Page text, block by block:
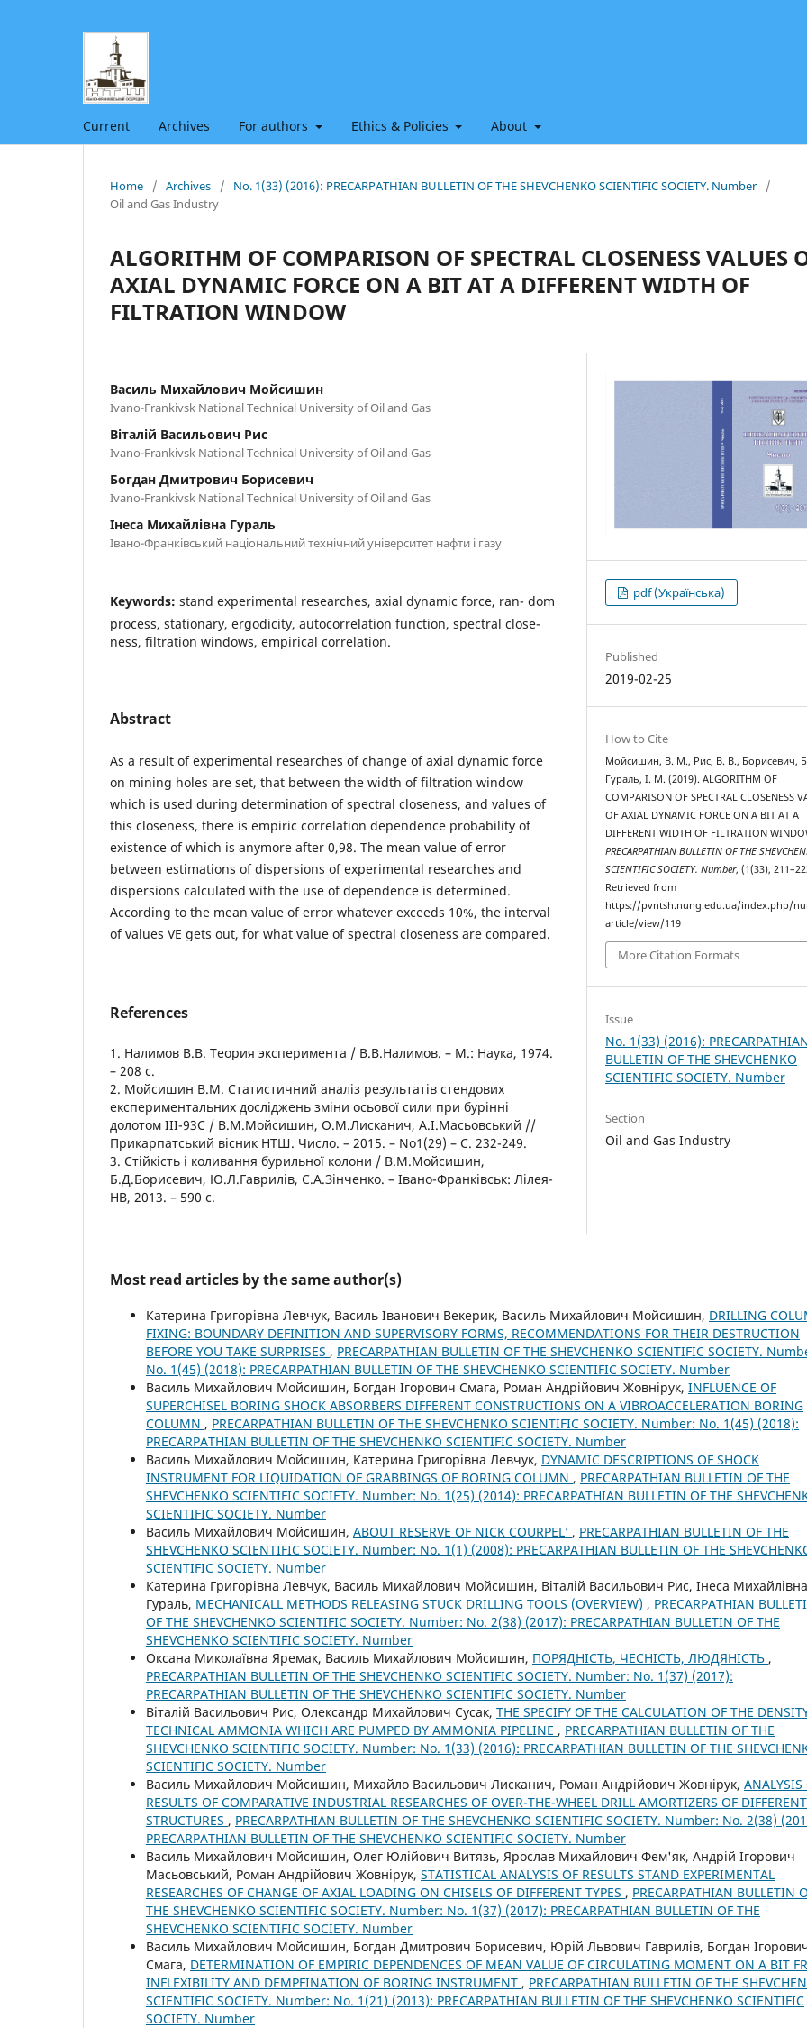
Current Archives For authors Ethics & Policies About
Home / Archives / No. 1(33) (2016): PRECARPATHIAN BULLETIN OF THE SHEVCHENKO SCIENTIFIC SOCIETY. Number
/
Oil and Gas Industry
ALGORITHM OF COMPARISON OF SPECTRAL CLOSENESS VALUES
AXIAL DYNAMIC FORCE ON A BIT AT A DIFFERENT WIDTH OF
FILTRATION WINDOW
Василь Михайлович Мойсишин
Ivano-Frankivsk National Technical University of Oil and Gas
Віталій Васильович Рис
Ivano-Frankivsk National Technical University of Oil and Gas
Богдан Дмитрович Борисевич
Ivano-Frankivsk National Technical University of Oil and Gas
Інеса Михайлівна Гураль
Івано-Франківський національний технічний університет нафти і газу
Keywords: stand experimental researches, axial dynamic force, ran- dom
process, stationary, ergodicity, autocorrelation function, spectral close-
ness, filtration windows, empirical correlation.
Abstract
As a result of experimental researches of change of axial dynamic force
on mining holes are set, that between the width of filtration window
which is used during determination of spectral closeness, and values of
this closeness, there is empiric correlation dependence probability of
existence of which is anymore after 0,98. The mean value of error
between estimations of dispersions of experimental researches and
dispersions calculated with the use of dependence is determined.
According to the mean value of error whatever exceeds 10%, the interval
of values VE gets out, for what value of spectral closeness are compared.
References
1. Налимов В.В. Теория эксперимента / В.В.Налимов. – М.: Наука, 1974.
– 208 с.
2. Мойсишин В.М. Статистичний аналіз результатів стендових
експериментальних досліджень зміни осьової сили при бурінні
долотом ІІІ-93С / В.М.Мойсишин, О.М.Лисканич, А.І.Масьовський //
Прикарпатський вісник НТШ. Число. – 2015. – No1(29) – С. 232-249.
3. Стійкість і коливання бурильної колони / В.М.Мойсишин,
Б.Д.Борисевич, Ю.Л.Гаврилів, С.А.Зінченко. – Івано-Франківськ: Лілея-
НВ, 2013. – 590 с.
pdf (Українська)
Published
2019-02-25
How to Cite
Мойсишин, В. М., Рис, В. В., Борисевич,
Гураль, І. М. (2019). ALGORITHM OF
COMPARISON OF SPECTRAL CLOSENESS
OF AXIAL DYNAMIC FORCE ON A BIT AT A
DIFFERENT WIDTH OF FILTRATION
PRECARPATHIAN BULLETIN OF THE
SCIENTIFIC SOCIETY. Number, (1(33),
Retrieved from
https://pvntsh.nung.edu.ua/index.php/
article/view/119
More Citation Formats
Issue
No. 1(33) (2016):
BULLETIN OF THE SHEVCHENKO
SCIENTIFIC SOCIETY. Number
Section
Oil and Gas Industry
Most read articles by the same author(s)
Катерина Григорівна Левчук, Василь Іванович Векерик, Василь Михайлович Мойсишин, DRILLING
FIXING: BOUNDARY DEFINITION AND SUPERVISORY FORMS, RECOMMENDATIONS FOR THEIR DESTRUCTION
BEFORE YOU TAKE SURPRISES , PRECARPATHIAN BULLETIN OF THE SHEVCHENKO SCIENTIFIC SOCIETY.
No. 1(45) (2018): PRECARPATHIAN BULLETIN OF THE SHEVCHENKO SCIENTIFIC SOCIETY. Number
Василь Михайлович Мойсишин, Богдан Ігорович Смага, Роман Андрійович Жовнірук, INFLUENCE OF
SUPERCHISEL BORING SHOCK ABSORBERS DIFFERENT CONSTRUCTIONS ON A VIBROACCELERATION BORING
COLUMN , PRECARPATHIAN BULLETIN OF THE SHEVCHENKO SCIENTIFIC SOCIETY. Number: No. 1(45) (2018):
PRECARPATHIAN BULLETIN OF THE SHEVCHENKO SCIENTIFIC SOCIETY. Number
Василь Михайлович Мойсишин, Катерина Григорівна Левчук, DYNAMIC DESCRIPTIONS OF SHOCK
INSTRUMENT FOR LIQUIDATION OF GRABBINGS OF BORING COLUMN , PRECARPATHIAN BULLETIN OF THE
SHEVCHENKO SCIENTIFIC SOCIETY. Number: No. 1(25) (2014): PRECARPATHIAN BULLETIN OF THE
SCIENTIFIC SOCIETY. Number
Василь Михайлович Мойсишин, ABOUT RESERVE OF NICK COURPEL’ , PRECARPATHIAN BULLETIN OF THE
SHEVCHENKO SCIENTIFIC SOCIETY. Number: No. 1(1) (2008): PRECARPATHIAN BULLETIN OF THE
SCIENTIFIC SOCIETY. Number
Катерина Григорівна Левчук, Василь Михайлович Мойсишин, Віталій Васильович Рис, Інеса Михайлівна
Гураль, MECHANICALL METHODS RELEASING STUCK DRILLING TOOLS (OVERVIEW) , PRECARPATHIAN
OF THE SHEVCHENKO SCIENTIFIC SOCIETY. Number: No. 2(38) (2017): PRECARPATHIAN BULLETIN OF THE
SHEVCHENKO SCIENTIFIC SOCIETY. Number
Оксана Миколаївна Яремак, Василь Михайлович Мойсишин, ПОРЯДНІСТЬ, ЧЕСНІСТЬ, ЛЮДЯНІСТЬ ,
PRECARPATHIAN BULLETIN OF THE SHEVCHENKO SCIENTIFIC SOCIETY. Number: No. 1(37) (2017):
PRECARPATHIAN BULLETIN OF THE SHEVCHENKO SCIENTIFIC SOCIETY. Number
Віталій Васильович Рис, Олександр Михайлович Сусак, THE SPECIFY OF THE CALCULATION OF THE
TECHNICAL AMMONIA WHICH ARE PUMPED BY AMMONIA PIPELINE , PRECARPATHIAN BULLETIN OF THE
SHEVCHENKO SCIENTIFIC SOCIETY. Number: No. 1(33) (2016): PRECARPATHIAN BULLETIN OF THE
SCIENTIFIC SOCIETY. Number
Василь Михайлович Мойсишин, Михайло Васильович Лисканич, Роман Андрійович Жовнірук, ANALYSIS
RESULTS OF COMPARATIVE INDUSTRIAL RESEARCHES OF OVER-THE-WHEEL DRILL AMORTIZERS OF DIFFERENT
STRUCTURES , PRECARPATHIAN BULLETIN OF THE SHEVCHENKO SCIENTIFIC SOCIETY. Number: No. 2(38)
PRECARPATHIAN BULLETIN OF THE SHEVCHENKO SCIENTIFIC SOCIETY. Number
Василь Михайлович Мойсишин, Олег Юлійович Витязь, Ярослав Михайлович Фем'як, Андрій Ігорович
Масьовський, Роман Андрійович Жовнірук, STATISTICAL ANALYSIS OF RESULTS STAND EXPERIMENTAL
RESEARCHES OF CHANGE OF AXIAL LOADING ON CHISELS OF DIFFERENT TYPES , PRECARPATHIAN BULLETIN
THE SHEVCHENKO SCIENTIFIC SOCIETY. Number: No. 1(37) (2017): PRECARPATHIAN BULLETIN OF THE
SHEVCHENKO SCIENTIFIC SOCIETY. Number
Василь Михайлович Мойсишин, Богдан Дмитрович Борисевич, Юрій Львович Гаврилів, Богдан
Смага, DETERMINATION OF EMPIRIC DEPENDENCES OF MEAN VALUE OF CIRCULATING MOMENT ON A BIT
INFLEXIBILITY AND DEMPFINATION OF BORING INSTRUMENT , PRECARPATHIAN BULLETIN OF THE
SCIENTIFIC SOCIETY. Number: No. 1(21) (2013): PRECARPATHIAN BULLETIN OF THE SHEVCHENKO SCIENTIFIC
SOCIETY. Number